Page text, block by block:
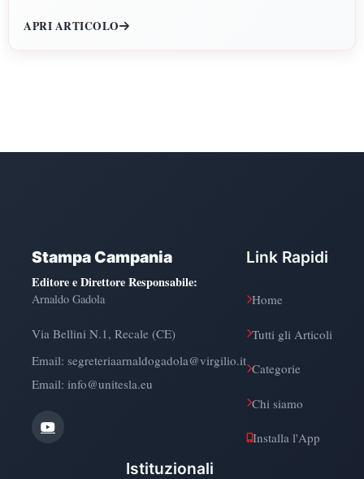
Dipartimenti di Scienze Giuridiche ed Economiche, Scienze
APRI ARTICOLO
Stampa Campania
Editore e Direttore Responsabile:
Arnaldo Gadola
Via Bellini N.1, Recale (CE)
Email: segreteriaarnaldogadola@virgilio.it
Email: info@unitesla.eu
Link Rapidi
Home
Tutti gli Articoli
Categorie
Chi siamo
Installa l'App
Istituzionali